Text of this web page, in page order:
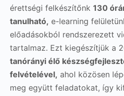
érettségi felkészítőnk 130
tanulható, e-learning
előadásokból rendszerezett
tartalmaz. Ezt kiegészítjük a
tanórányi élő
felvételével, ahol közösen
meg együtt feladatokat, így